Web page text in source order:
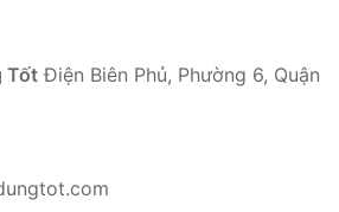
Tốt Điện Biên Phủ, Phường 6, Quận